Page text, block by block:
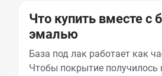
Что купить вместе с
эмалью
База под лак работает как
Чтобы покрытие получилось